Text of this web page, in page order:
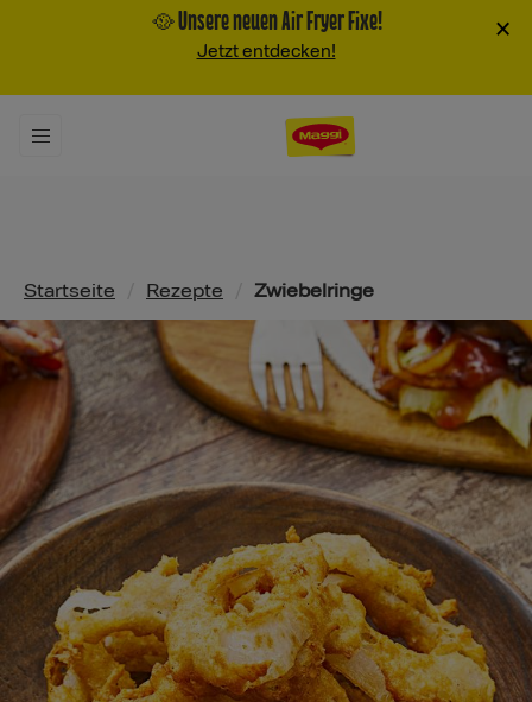
🥘 Unsere neuen Air Fryer Fixe!
Jetzt entdecken!
×
Pfadnavigation
Startseite Rezepte Zwiebelringe